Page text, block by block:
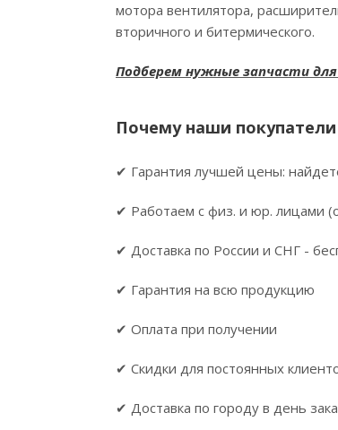
мотора вентилятора,
вторичного и битермического.
Подберем нужные запчасти
Почему наши
✔ Гарантия лучшей цены:
✔ Работаем с физ. и юр. лицами
✔ Доставка по России и СНГ -
✔ Гарантия на всю продукцию
✔ Оплата при получении
✔ Скидки для постоянных
✔ Доставка по городу в день